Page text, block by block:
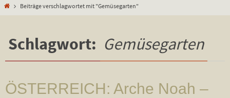
StartBeiträge verschlagwortet mit "Gemüsegarten"
Schlagwort: Gemüsegarten
ÖSTERREICH: Arche Noah –